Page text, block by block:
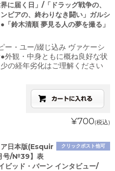
に届く日」/「ドラッグ戦争の、
ビアの、終わりなき闘い」ガルシ
「鈴木清順 夢見る人の夢を撮る」
ー・ユー/綴じ込み ヴァケーシ
外観・中身ともに概ね良好な状
の経年劣化はご理解ください
¥700(税込)
クリックポスト他可
ア日本版(Esquir
号/№39】表
ビッド・バーン インタビュー/